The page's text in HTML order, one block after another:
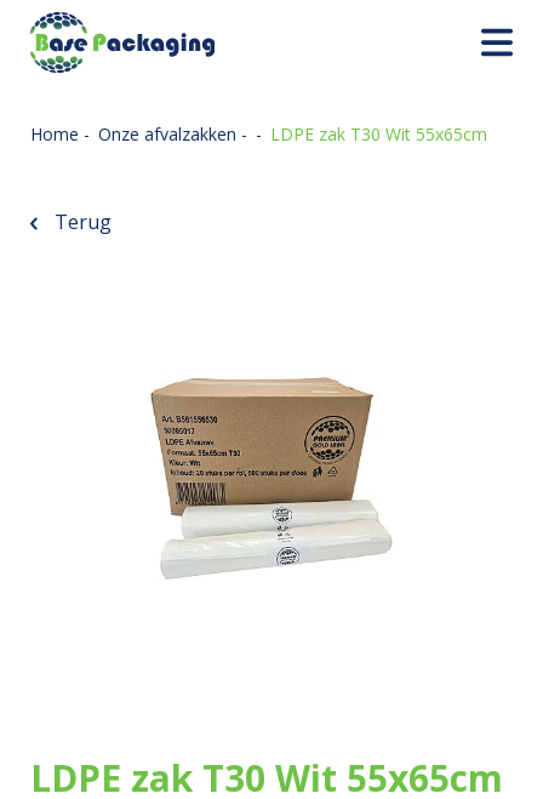
Duurzaamheid
Home - Onze afvalzakken - - LDPE zak T30 Wit 55x65cm
Terug
LDPE zak T30 Wit 55x65cm